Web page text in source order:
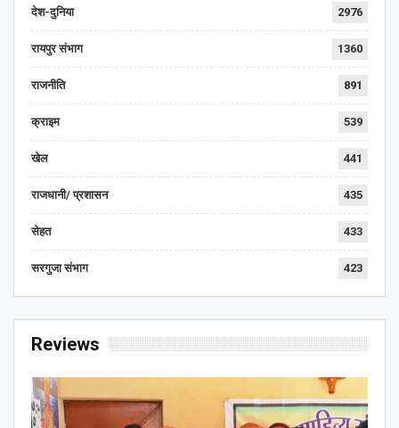
देश-दुनिया 2976
रायपुर संभाग 1360
राजनीति 891
क्राइम 539
खेल 441
राजधानी/ प्रशासन 435
सेहत 433
सरगुजा संभाग 423
Reviews